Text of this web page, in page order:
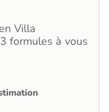
Villa
formules à vous